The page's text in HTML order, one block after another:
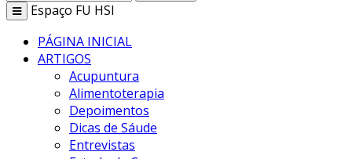
Toggle
navigation
Espaço FU HSI
PÁGINA INICIAL
ARTIGOS
Acupuntura
Alimentoterapia
Depoimentos
Dicas de Sáude
Entrevistas